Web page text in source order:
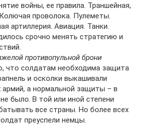
войны, ее правила. Траншейная,
проволока. Пулеметы.
артиллерия. Авиация. Танки.
срочно менять стратегию и
противопульной брони
что солдатам необходима защита
и осколки выкашивали
а нормальной защиты – в
было. В той или иной степени
все страны. Но более всех
преуспели немцы.